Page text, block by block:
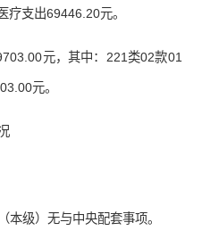
疗支出69446.20元。
元，其中：221类02款01
元。
本级）无与中央配套事项。